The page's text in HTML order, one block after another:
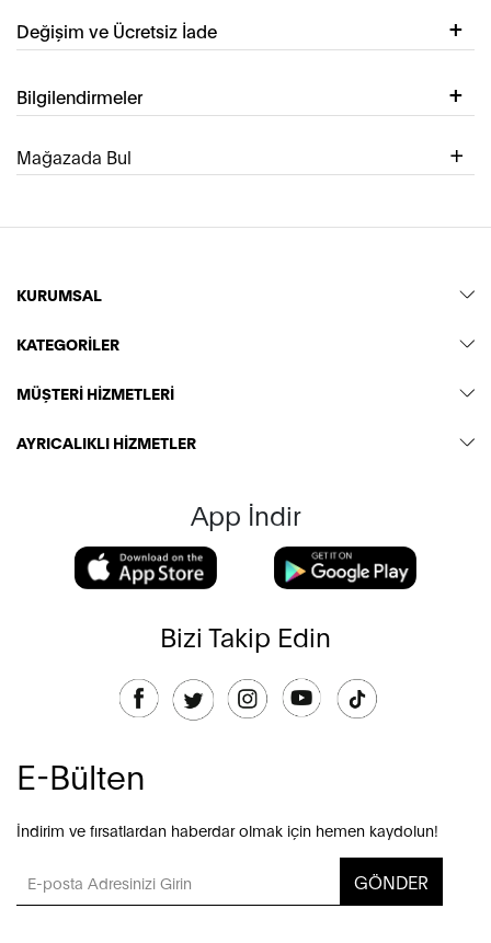
Değişim ve Ücretsiz İade
Bilgilendirmeler
Mağazada Bul
KURUMSAL
KATEGORİLER
MÜŞTERİ HİZMETLERİ
AYRICALIKLI HİZMETLER
App İndir
Bizi Takip Edin
E-Bülten
İndirim ve fırsatlardan haberdar olmak için hemen kaydolun!
GÖNDER